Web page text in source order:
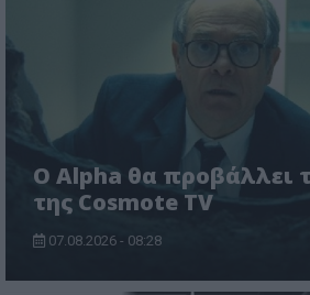
Ο Alpha θα προβάλλει
της Cosmote TV
07.08.2026 - 08:28